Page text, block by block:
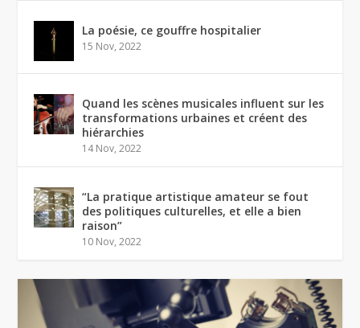
La poésie, ce gouffre hospitalier
15 Nov, 2022
Quand les scènes musicales influent sur les
transformations urbaines et créent des
hiérarchies
14 Nov, 2022
“La pratique artistique amateur se fout
des politiques culturelles, et elle a bien
raison”
10 Nov, 2022